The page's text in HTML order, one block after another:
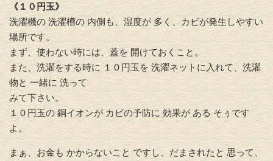
《１０円玉》
洗濯機の 洗濯槽の 内側も、湿度が 多く、カビが発生しやすい
場所です。
まず、使わない時には、蓋を 開けておくこと。
また、洗濯をする時に １０円玉を 洗濯ネットに入れて、洗濯
物と 一緒に 洗って
みて下さい。
１０円玉の 銅イオンが カビの予防に 効果が ある そぅです
よ。
まぁ、お金も かからないこと ですし、だまされたと 思って、